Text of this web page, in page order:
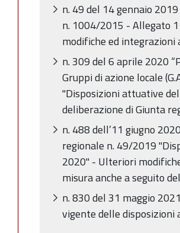
n. 49 del 14 gennaio
n. 1004/2015 - Allegato
modifiche ed
n. 309 del 6 aprile 2020
Gruppi di azione locale
"Disposizioni attuative
deliberazione di Giunta
n. 488 dell’11 giugno
regionale n. 49/2019
2020" - Ulteriori
misura anche a seguito
n. 830 del 31 maggio
vigente delle disposizioni